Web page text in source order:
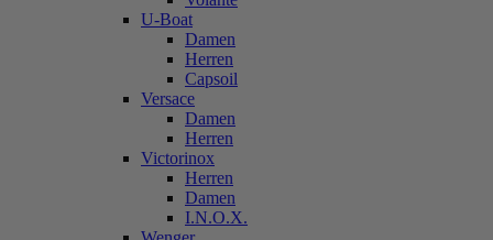
U-Boat
Damen
Herren
Capsoil
Versace
Damen
Herren
Victorinox
Herren
Damen
I.N.O.X.